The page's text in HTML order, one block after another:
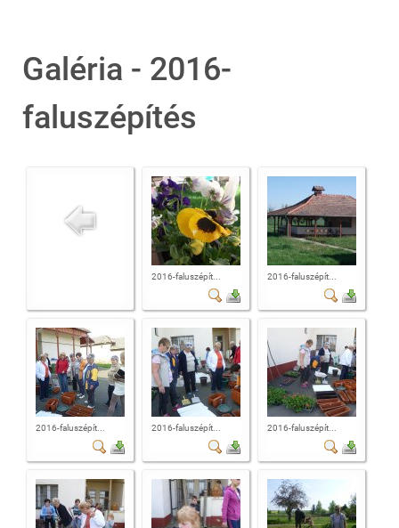
Galéria - 2016-
faluszépítés
2016-faluszépít... 2016-faluszépít...
2016-faluszépít... 2016-faluszépít... 2016-faluszépít...